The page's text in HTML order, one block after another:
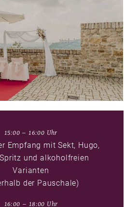
15:00 – 16:00 Uhr
Empfang mit Sekt, Hugo,
und alkoholfreien
Varianten
der Pauschale)
16:00 – 18:00 Uhr